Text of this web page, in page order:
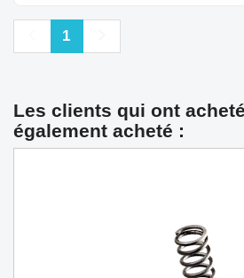
Précédent
1
Les clients qui ont
également acheté :